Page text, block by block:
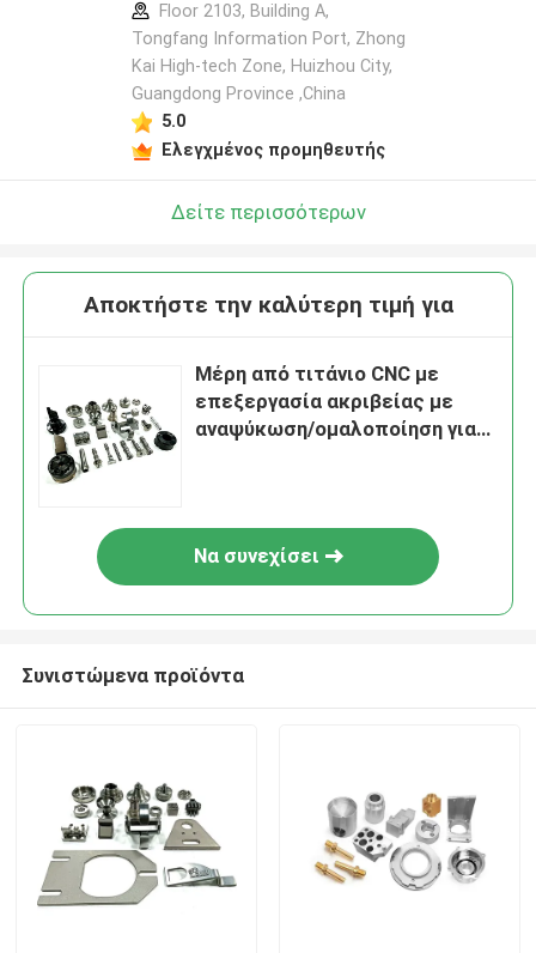
Floor 2103, Building A,
Tongfang Information Port, Zhong
Kai High-tech Zone, Huizhou City,
Guangdong Province ,China
5.0
Ελεγχμένος προμηθευτής
Δείτε περισσότερων
Αποκτήστε την καλύτερη τιμή για
Μέρη από τιτάνιο CNC με
επεξεργασία ακριβείας με
αναψύκωση/ομαλοποίηση για
Να συνεχίσει
Συνιστώμενα προϊόντα